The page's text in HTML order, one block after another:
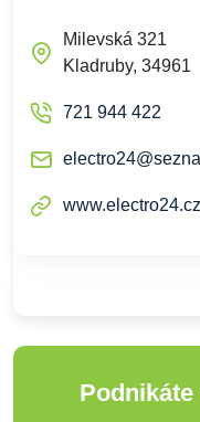
Milevská 321
Kladruby, 34961
721 944 422
www.electro24.cz